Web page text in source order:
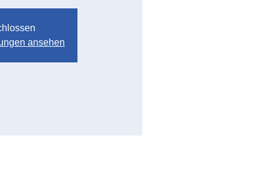
ansehen